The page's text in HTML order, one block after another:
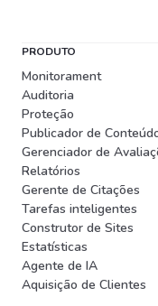
PRODUTO
Monitorament
Auditoria
Proteção
Publicador de
Gerenciador de
Relatórios
Gerente de Citações
Tarefas inteligentes
Construtor de Sites
Estatísticas
Agente de IA
Aquisição de Clientes